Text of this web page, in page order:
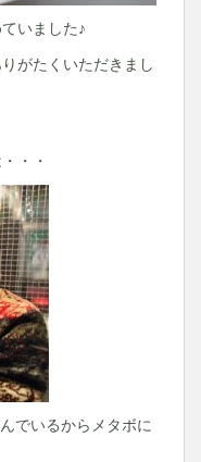
いました♪
がたくいただきまし
・・
でいるからメタボに